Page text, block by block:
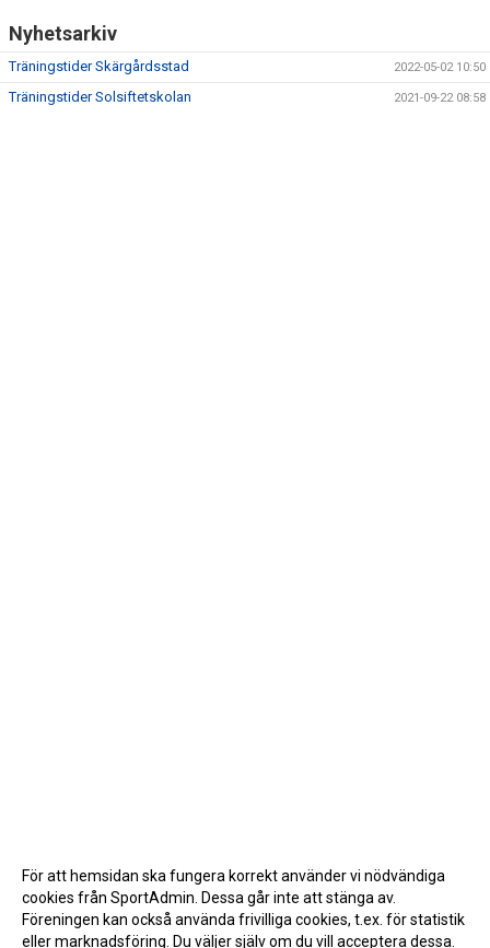
Nyhetsarkiv
Träningstider Skärgårdsstad 2022-05-02 10:50
Träningstider Solsiftetskolan 2021-09-22 08:58
För att hemsidan ska fungera korrekt använder vi nödvändiga
cookies från SportAdmin. Dessa går inte att stänga av.
Föreningen kan också använda frivilliga cookies, t.ex. för statistik
eller marknadsföring. Du väljer själv om du vill acceptera dessa.